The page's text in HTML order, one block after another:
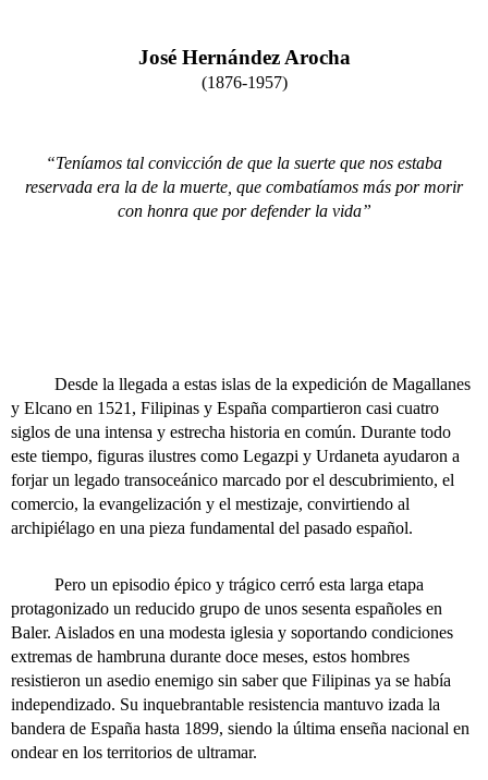
José Hernández Arocha
(1876-1957)
“Teníamos tal convicción de que la suerte que nos estaba
reservada era la de la muerte, que combatíamos más por morir
con honra que por defender la vida”
Desde la llegada a estas islas de la expedición de Magallanes
y Elcano en 1521, Filipinas y España compartieron casi cuatro
siglos de una intensa y estrecha historia en común. Durante todo
este tiempo, figuras ilustres como Legazpi y Urdaneta ayudaron a
forjar un legado transoceánico marcado por el descubrimiento, el
comercio, la evangelización y el mestizaje, convirtiendo al
archipiélago en una pieza fundamental del pasado español.
Pero un episodio épico y trágico cerró esta larga etapa
protagonizado un reducido grupo de unos sesenta españoles en
Baler. Aislados en una modesta iglesia y soportando condiciones
extremas de hambruna durante doce meses, estos hombres
resistieron un asedio enemigo sin saber que Filipinas ya se había
independizado. Su inquebrantable resistencia mantuvo izada la
bandera de España hasta 1899, siendo la última enseña nacional en
ondear en los territorios de ultramar.